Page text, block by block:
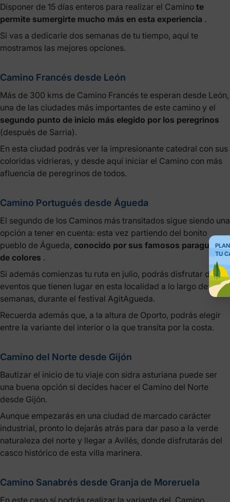
TU
Disponer de 15 días enteros para realizar el Camino te
permite sumergirte mucho más en esta experiencia .
Si vas a dedicarle dos semanas de tu tiempo, aquí te
mostramos las mejores opciones.
Camino Francés desde León
Más de 300 kms de Camino Francés te esperan desde León,
una de las ciudades más importantes de este camino y el
segundo punto de inicio más elegido por los peregrinos
(después de Sarria).
En esta ciudad podrás ver la impresionante catedral con sus
coloridas vidrieras, y desde aquí iniciar el Camino con más
afluencia de peregrinos de todos.
Camino Portugués desde Águeda
El segundo de los Caminos más transitados sigue siendo una
opción a tener en cuenta: esta vez partiendo del bonito
pueblo de Águeda, conocido por sus famosos paraguas
de colores .
Si además comienzas tu ruta en julio, podrás disfrutar de los
eventos que tienen lugar en esta localidad a lo largo de 3
semanas, durante el festival AgitAgueda.
Recuerda además que, a la altura de Oporto, podrás elegir
entre la variante del interior o la que transita por la costa.
Camino del Norte desde Gijón
Bautizar el inicio de tu viaje con sidra asturiana puede ser
una buena opción si decides hacer el Camino del Norte
desde Gijón.
Aunque empezarás en una ciudad de marcado carácter
industrial, pronto lo dejarás atrás para dar paso a la verde
naturaleza del norte y llegar a Avilés, donde disfrutarás del
casco histórico de esta villa marinera.
Camino Sanabrés desde Granja de Moreruela
En este caso sí podrás realizar la variante del Camino